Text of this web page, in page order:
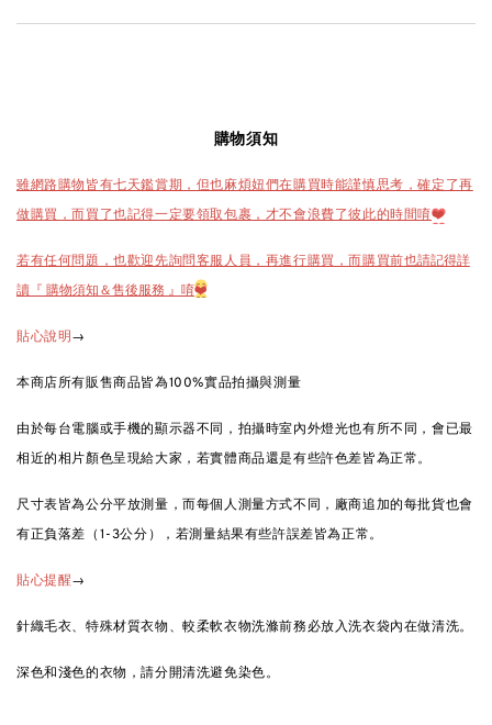
購物須知
雖網路購物皆有七天鑑賞期，但也麻煩妞們在購買時能謹慎思考，確定了再
做購買，而買了也記得一定要領取包裹，才不會浪費了彼此的時間唷❤️
若有任何問題，也歡迎先詢問客服人員，再進行購買，而購買前也請記得詳
讀『 購物須知＆售後服務 』唷❤️
貼心說明→
本商店所有販售商品皆為100%實品拍攝與測量
由於每台電腦或手機的顯示器不同，拍攝時室內外燈光也有所不同，會已最
相近的相片顏色呈現給大家，若實體商品還是有些許色差皆為正常。
尺寸表皆為公分平放測量，而每個人測量方式不同，廠商追加的每批貨也會
有正負落差（1-3公分），若測量結果有些許誤差皆為正常。
貼心提醒→
針織毛衣、特殊材質衣物、較柔軟衣物洗滌前務必放入洗衣袋內在做清洗。
深色和淺色的衣物，請分開清洗避免染色。